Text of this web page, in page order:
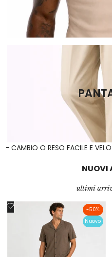
- CAMBIO O RESO FACILE E
NUOVI
ultimi
-50%
Nuovo
Aggiungi
desideri